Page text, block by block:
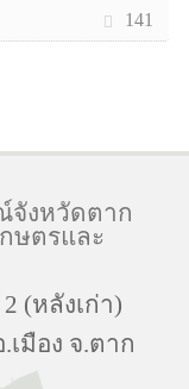
141
จังหวัดตาก
ษตรและ
(หลังเก่า)
มือง จ.ตาก